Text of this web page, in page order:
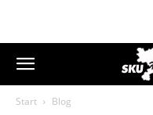
Start Blog